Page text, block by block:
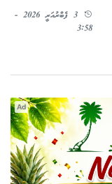
3 ފެބްރުއަރީ 2026 -
3:58
Ad